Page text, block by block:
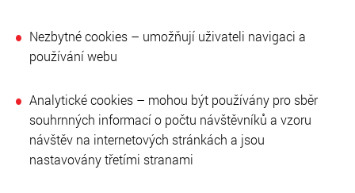
Nezbytné cookies – umožňují uživateli navigaci a
používání webu
Analytické cookies – mohou být používány pro sběr
souhrnných informací o počtu návštěvníků a vzoru
návštěv na internetových stránkách a jsou
nastavovány třetími stranami